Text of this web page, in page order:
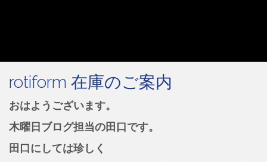
rotiform 在庫のご案内
おはようございます。
木曜日ブログ担当の田口です。
田口にしては珍しく